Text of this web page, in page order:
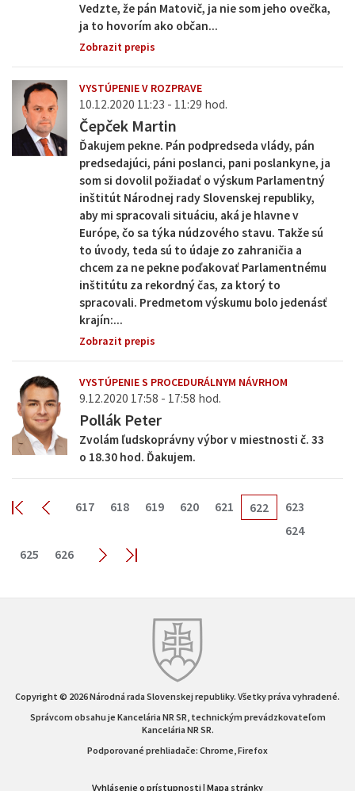
Vedzte, že pán Matovič, ja nie som jeho ovečka,
ja to hovorím ako občan...
Zobrazit prepis
VYSTÚPENIE V ROZPRAVE
10.12.2020 11:23 - 11:29 hod.
Čepček Martin
Ďakujem pekne. Pán podpredseda vlády, pán
predsedajúci, páni poslanci, pani poslankyne, ja
som si dovolil požiadať o výskum Parlamentný
inštitút Národnej rady Slovenskej republiky,
aby mi spracovali situáciu, aká je hlavne v
Európe, čo sa týka núdzového stavu. Takže sú
to úvody, teda sú to údaje zo zahraničia a
chcem za ne pekne poďakovať Parlamentnému
inštitútu za rekordný čas, za ktorý to
spracovali. Predmetom výskumu bolo jedenásť
krajín:...
Zobrazit prepis
VYSTÚPENIE S PROCEDURÁLNYM NÁVRHOM
9.12.2020 17:58 - 17:58 hod.
Pollák Peter
Zvolám ľudskoprávny výbor v miestnosti č. 33
o 18.30 hod. Ďakujem.
617 618 619 620 621 622
623
624
625
626
Copyright © 2026 Národná rada Slovenskej republiky. Všetky práva vyhradené.
Správcom obsahu je Kancelária NR SR, technickým prevádzkovateľom
Kancelária NR SR.
Podporované prehliadače: Chrome, Firefox
Vyhlásenie o prístupnosti|Mapa stránky